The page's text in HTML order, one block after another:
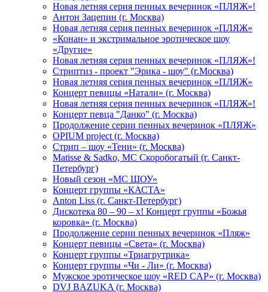
Новая летняя серия пенных вечеринок «ПЛЯЖ»!
Антон Зацепин (г. Москва)
Новая летняя серия пенных вечеринок «ПЛЯЖ»
«Конан» и экстримальное эротическое шоу
«Другие»
Новая летняя серия пенных вечеринок «ПЛЯЖ»!
Стриптиз - проект "Эрика - шоу" (г.Москва)
Новая летняя серия пенных вечеринок «ПЛЯЖ»
Концерт певицы «Натали» (г. Москва)
Новая летняя серия пенных вечеринок «ПЛЯЖ»!
Концерт певца "Данко" (г. Москва)
Продолжение серии пенных вечеринок «ПЛЯЖ»
OPIUM project (г. Москва)
Стрип – шоу «Тени» (г. Москва)
Matissе & Sadko, MC Скоробогатый (г. Санкт-
Петербург)
Новый сезон «МС ШОУ»
Концерт группы «КАСТА»
Anton Liss (г. Санкт-Петербург)
Дискотека 80 – 90 – х! Концерт группы «Божья
коровка» (г. Москва)
Продолжение серии пенных вечеринок «Пляж»
Концерт певицы «Света» (г. Москва)
Концерт группы «Триагрутрика»
Концерт группы «Чи - Ли» (г. Москва)
Мужское эротическое шоу «RED CAP» (г. Москва)
DVJ BAZUKA (г. Москва)